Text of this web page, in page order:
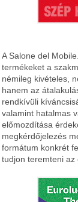
A Salone del
termékeket a
némileg kivételes,
hanem az
rendkívüli
valamint hatalmas
előmozdítása
megkérdőjelezés
formátum konkrét
tudjon teremteni az